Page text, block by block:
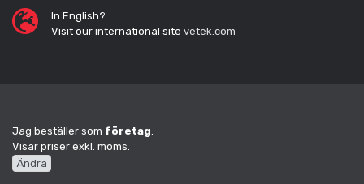
In English?
Visit our international site vetek.com
Jag beställer som företag.
Visar priser exkl. moms.
Ändra